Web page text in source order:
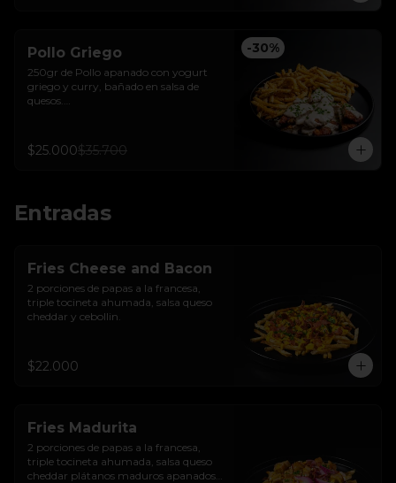
-30%
Pollo Griego
250gr de Pollo apanado con yogurt
griego y curry, bañado en salsa de
quesos.
$25.000$35.700
Entradas
Fries Cheese and Bacon
2 porciones de papas a la francesa,
triple tocineta ahumada, salsa queso
cheddar y cebollin.
$22.000
Fries Madurita
2 porciones de papas a la francesa,
triple tocineta ahumada, salsa queso
cheddar plátanos maduros apanados,